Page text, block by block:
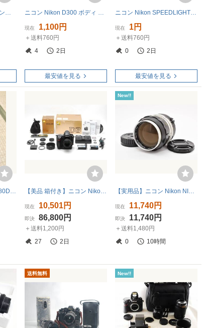
ニコン D3 ボディ【ジャンク】 ニコン Nikon D300 ボディ デジタル一眼レフカメラ
現在 1,100円
＋送料760円
4
2日
最安値を見る
ニコン Nikon SPEEDLIGHT SB-800 ストロボ フラッシュ
現在 1円
＋送料760円
0
2日
最安値を見る
☆動作未確認☆ Nikon F80D ニコン フィルム一眼レフカメラ ボディ箱付き 【美品 箱付き】ニコン Nikon D3 50mm f1.8G #886-Y07JUL
現在 10,501円
即決 86,800円
＋送料1,200円
27
2日
New!!
【実用品】ニコン Nikon NIKKOR P Auto 10.5cm F2.5 Nippon Kogaku 日本光学 最初期型 希少 刻印 元祖ポートレート銘玉★ ＃KKT2352f
現在 11,740円
即決 11,740円
＋送料1,480円
0
10時間
送料無料 New!!